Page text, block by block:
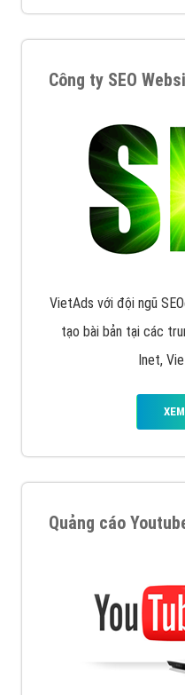
Công ty SEO
VietAds với đội ngũ
tạo bài bản tại các
Inet,
Quảng cáo